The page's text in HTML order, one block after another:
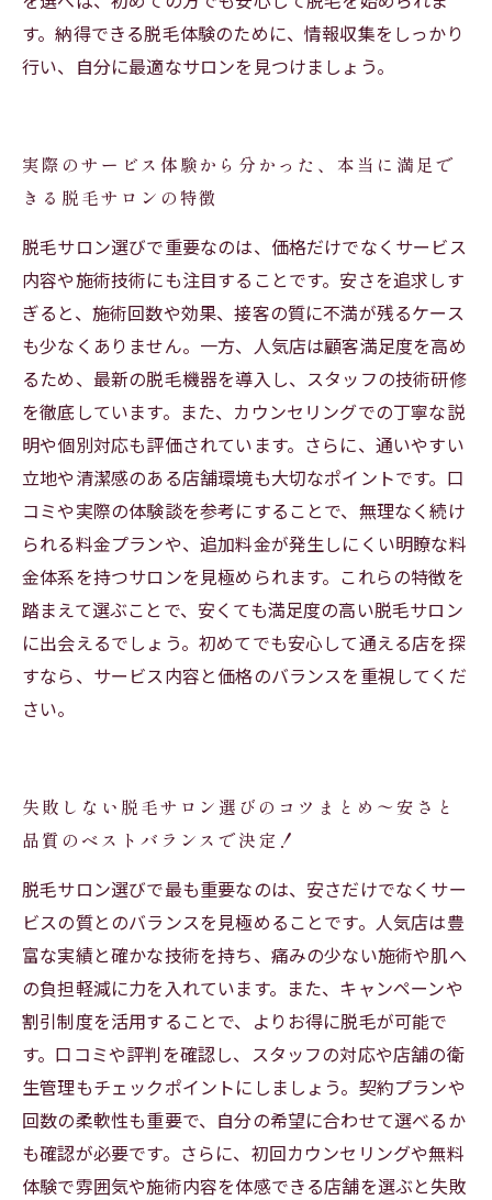
す。納得できる脱毛体験のために、情報収集をしっかり
行い、自分に最適なサロンを見つけましょう。
実際のサービス体験から分かった、本当に満足で
きる脱毛サロンの特徴
脱毛サロン選びで重要なのは、価格だけでなくサービス
内容や施術技術にも注目することです。安さを追求しす
ぎると、施術回数や効果、接客の質に不満が残るケース
も少なくありません。一方、人気店は顧客満足度を高め
るため、最新の脱毛機器を導入し、スタッフの技術研修
を徹底しています。また、カウンセリングでの丁寧な説
明や個別対応も評価されています。さらに、通いやすい
立地や清潔感のある店舗環境も大切なポイントです。口
コミや実際の体験談を参考にすることで、無理なく続け
られる料金プランや、追加料金が発生しにくい明瞭な料
金体系を持つサロンを見極められます。これらの特徴を
踏まえて選ぶことで、安くても満足度の高い脱毛サロン
に出会えるでしょう。初めてでも安心して通える店を探
すなら、サービス内容と価格のバランスを重視してくだ
さい。
失敗しない脱毛サロン選びのコツまとめ〜安さと
品質のベストバランスで決定！
脱毛サロン選びで最も重要なのは、安さだけでなくサー
ビスの質とのバランスを見極めることです。人気店は豊
富な実績と確かな技術を持ち、痛みの少ない施術や肌へ
の負担軽減に力を入れています。また、キャンペーンや
割引制度を活用することで、よりお得に脱毛が可能で
す。口コミや評判を確認し、スタッフの対応や店舗の衛
生管理もチェックポイントにしましょう。契約プランや
回数の柔軟性も重要で、自分の希望に合わせて選べるか
も確認が必要です。さらに、初回カウンセリングや無料
体験で雰囲気や施術内容を体感できる店舗を選ぶと失敗